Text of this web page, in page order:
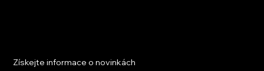
Získejte informace o novinkách